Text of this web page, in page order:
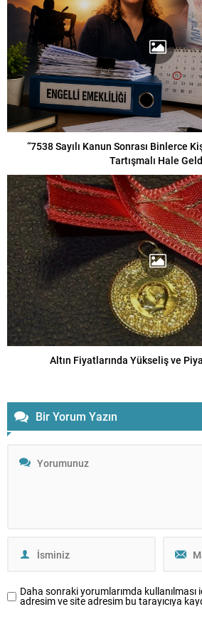
“7538 Sayılı Kanun Sonrası Binlerce
Tartışmalı Hale
Altın Fiyatlarında Yükseliş ve
Bir Yorum Yazın
Daha sonraki yorumlarımda kullanılması
adresim ve site adresim bu tarayıcıya